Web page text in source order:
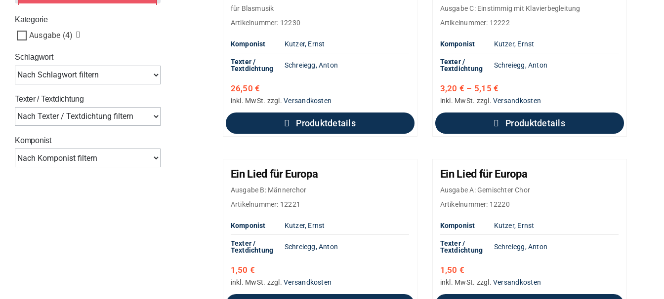
für Blasmusik
Artikelnummer: 12230
Komponist Kutzer, Ernst
Texter /
Textdichtung
Schreiegg, Anton
26,50€
inkl. MwSt. zzgl.Versandkosten
Produktdetails
Ausgabe C: Einstimmig mit Klavierbegleitung
Artikelnummer: 12222
Komponist Kutzer, Ernst
Texter /
Textdichtung
Schreiegg, Anton
3,20 € – 5,15€
inkl. MwSt. zzgl. Versandkosten
Produktdetails
Ein Lied für Europa
Ausgabe B: Männerchor
Artikelnummer: 12221
Komponist Kutzer, Ernst
Texter /
Textdichtung
Schreiegg, Anton
1,50€
inkl. MwSt. zzgl.Versandkosten
Ein Lied für Europa
Ausgabe A: Gemischter Chor
Artikelnummer: 12220
Komponist Kutzer, Ernst
Texter /
Textdichtung
Schreiegg, Anton
1,50 €
inkl. MwSt. zzgl. Versandkosten
Kategorie
Ausgabe (4)
Schlagwort
Texter / Textdichtung
Komponist